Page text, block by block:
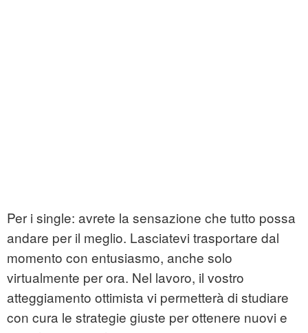
Per i single: avrete la sensazione che tutto possa
andare per il meglio. Lasciatevi trasportare dal
momento con entusiasmo, anche solo
virtualmente per ora. Nel lavoro, il vostro
atteggiamento ottimista vi permetterà di studiare
con cura le strategie giuste per ottenere nuovi e